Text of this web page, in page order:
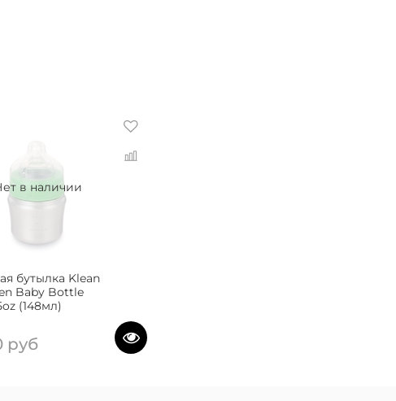
в наличии
бутылка Klean
Baby Bottle
(148мл)
руб